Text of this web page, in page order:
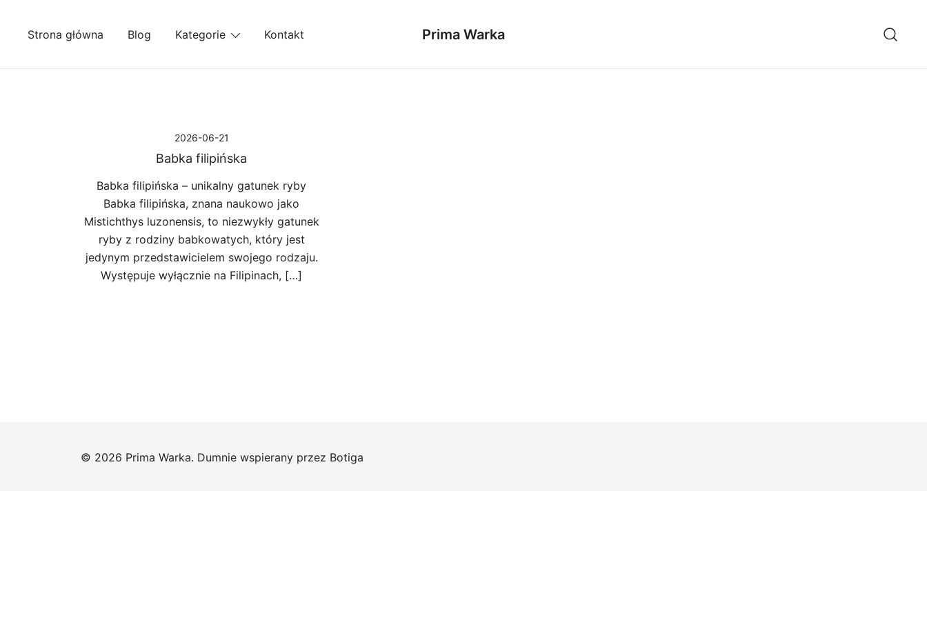
Strona główna Blog Kategorie Kontakt Prima Warka
2026-06-21
Babka filipińska
Babka filipińska – unikalny gatunek ryby
Babka filipińska, znana naukowo jako
Mistichthys luzonensis, to niezwykły gatunek
ryby z rodziny babkowatych, który jest
jedynym przedstawicielem swojego rodzaju.
Występuje wyłącznie na Filipinach, […]
© 2026 Prima Warka. Dumnie wspierany przez Botiga